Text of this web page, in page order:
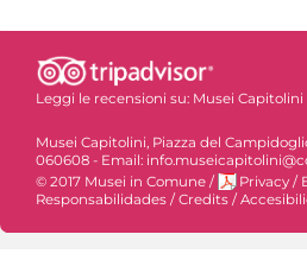
Leggi le recensioni su: Musei Capitolini
Musei Capitolini, Piazza del
060608 - Email:
© 2017 Musei in Comune / Privacy /
Responsabilidades / Credits /